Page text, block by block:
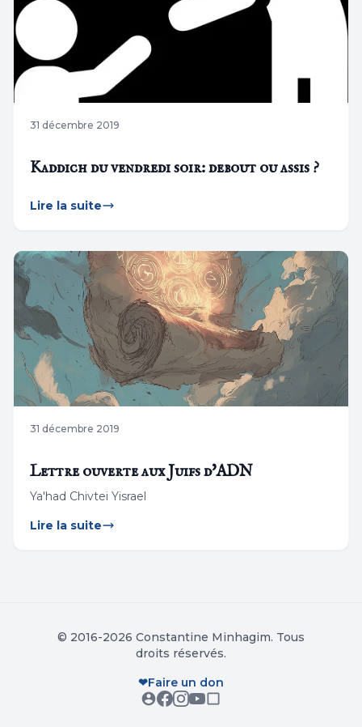
31 décembre 2019
Kaddich du vendredi soir: debout ou assis ?
Lire la suite
31 décembre 2019
Lettre ouverte aux Juifs d'ADN
Ya'had Chivtei Yisrael
Lire la suite
© 2016-2026 Constantine Minhagim. Tous
droits réservés.
❤Faire un don